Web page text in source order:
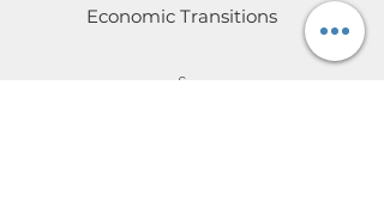
Economic Transitions
See more